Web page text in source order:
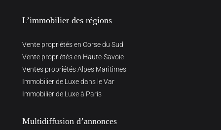
L’immobilier des régions
Vente propriétés en Corse du Sud
Vente propriétés en Haute-Savoie
Ventes propriétés Alpes Maritimes
Immobilier de Luxe dans le Var
Immobilier de Luxe à Paris
Multidiffusion d’annonces